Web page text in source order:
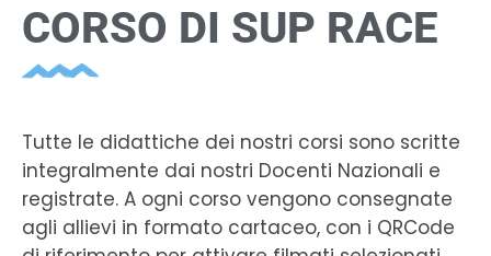
CORSO DI SUP RACE
Tutte le didattiche dei nostri corsi sono scritte
integralmente dai nostri Docenti Nazionali e
registrate. A ogni corso vengono consegnate
agli allievi in formato cartaceo, con i QRCode